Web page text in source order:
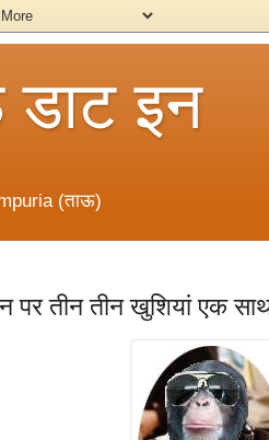
डाट इन
(ताऊ)
पर तीन तीन खुशियां एक